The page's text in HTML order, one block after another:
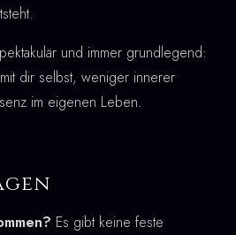
und immer grundlegend:
dir selbst, weniger innerer
im eigenen Leben.
Es gibt keine feste